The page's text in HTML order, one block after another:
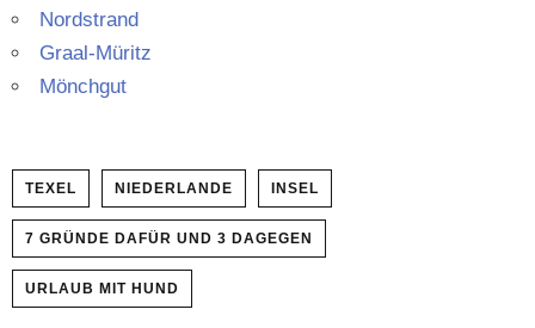
Nord­strand
Graal-Müritz
Mönchgut
TEXEL NIEDERLANDE INSEL
7 GRÜNDE DAFÜR UND 3 DAGEGEN
URLAUB MIT HUND